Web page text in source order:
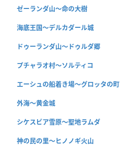
ゼーランダ山〜命の大樹
海底王国〜デルカダール城
ドゥーランダ山～ドゥルダ郷
プチャラオ村〜ソルティコ
エーシュの船着き場〜グロッタの町
外海〜黄金城
シケスビア雪原〜聖地ラムダ
神の民の里〜ヒノノギ火山